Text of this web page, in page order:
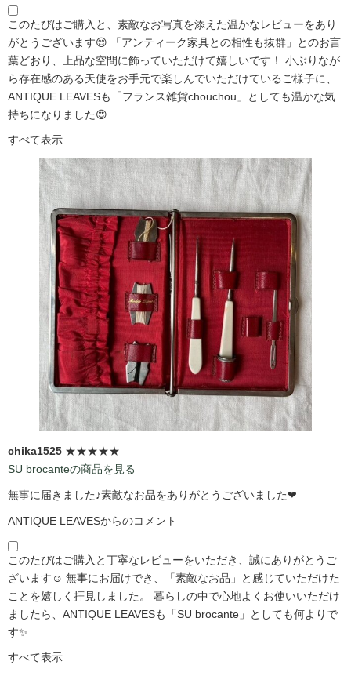
このたびはご購入と、素敵なお写真を添えた温かなレビューをあり
がとうございます😊 「アンティーク家具との相性も抜群」とのお言
葉どおり、上品な空間に飾っていただけて嬉しいです！ 小ぶりなが
ら存在感のある天使をお手元で楽しんでいただけているご様子に、
ANTIQUE LEAVESも「フランス雑貨chouchou」としても温かな気
持ちになりました😍
すべて表示
chika1525 ★★★★★
SU brocanteの商品を見る
無事に届きました♪素敵なお品をありがとうございました❤
ANTIQUE LEAVESからのコメント
このたびはご購入と丁寧なレビューをいただき、誠にありがとうご
ざいます☺️ 無事にお届けでき、「素敵なお品」と感じていただけた
ことを嬉しく拝見しました。 暮らしの中で心地よくお使いいただけ
ましたら、ANTIQUE LEAVESも「SU brocante」としても何よりで
す✨
すべて表示